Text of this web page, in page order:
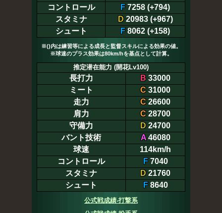
コントロール
F 7258 (+794)
スタミナ
D20983 (+967)
シュート
F 8062 (+158)
※()内は練習等による成長と監督スキルによる効果の値。
※球速のプラス効果は80km/hを基点として計算。
推定潜在能力 (開花Lv100)
長打力 B 33000
ミート
C 31000
走力
C 26600
肩力
C 28700
守備力
D 24700
バント技術
A46080
球速
114km/h
コントロール
F7040
スタミナ
D 21760
シュート
F8640
公式戦成績-打撃系